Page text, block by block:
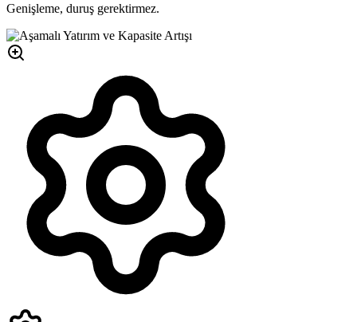
Genişleme, duruş gerektirmez.